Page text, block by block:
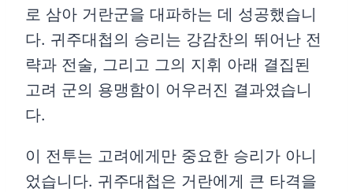
로 삼아 거란군을 대파하는 데 성공했습니
다. 귀주대첩의 승리는 강감찬의 뛰어난 전
략과 전술, 그리고 그의 지휘 아래 결집된
고려 군의 용맹함이 어우러진 결과였습니
다.
이 전투는 고려에게만 중요한 승리가 아니
었습니다. 귀주대첩은 거란에게 큰 타격을